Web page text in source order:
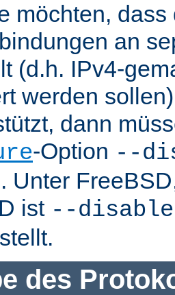
möchten,
an
(d.h. IPv4-
werden
dann
-Option --
Unter
ist --
des